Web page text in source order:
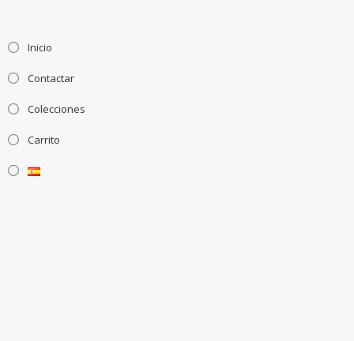
Inicio
Contactar
Colecciones
Carrito